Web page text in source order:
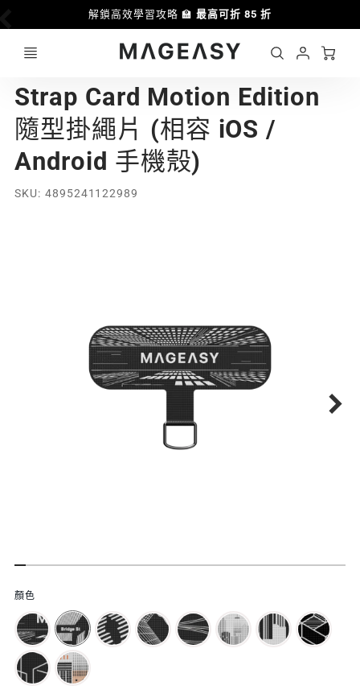
解鎖高效學習攻略 🏫 最高可折 85 折
Login
MAGEASY
Strap Card Motion Edition
隨型掛繩片 (相容 iOS /
Android 手機殼)
SKU 4895241122989
功
能
特
色
顏色